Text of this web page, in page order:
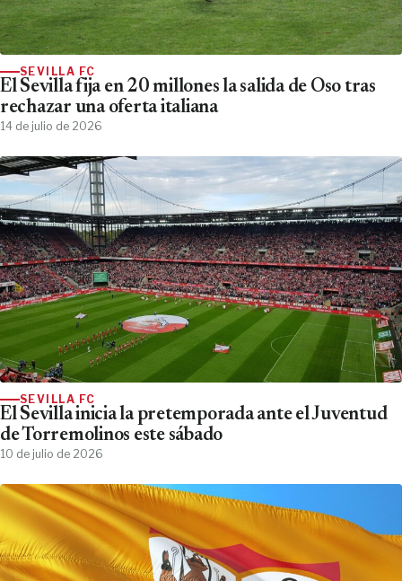
SEVILLA FC
El Sevilla fija en 20 millones la salida de Oso tras
rechazar una oferta italiana
14 de julio de 2026
SEVILLA FC
El Sevilla inicia la pretemporada ante el Juventud
de Torremolinos este sábado
10 de julio de 2026